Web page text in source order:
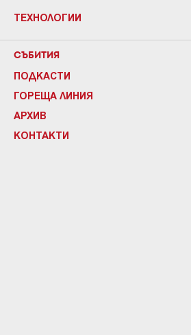
ТЕХНОЛОГИИ
СЪБИТИЯ
ПОДКАСТИ
ГОРЕЩА ЛИНИЯ
АРХИВ
КОНТАКТИ